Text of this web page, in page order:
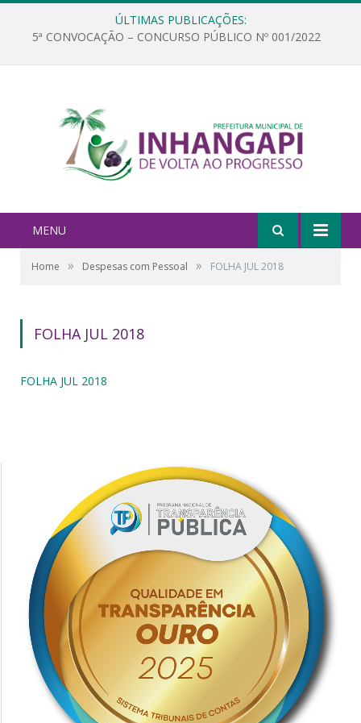
ÚLTIMAS PUBLICAÇÕES:
5ª CONVOCAÇÃO – CONCURSO PÚBLICO Nº 001/2022
MENU
Home » Despesas com Pessoal » FOLHA JUL 2018
FOLHA JUL 2018
FOLHA JUL 2018